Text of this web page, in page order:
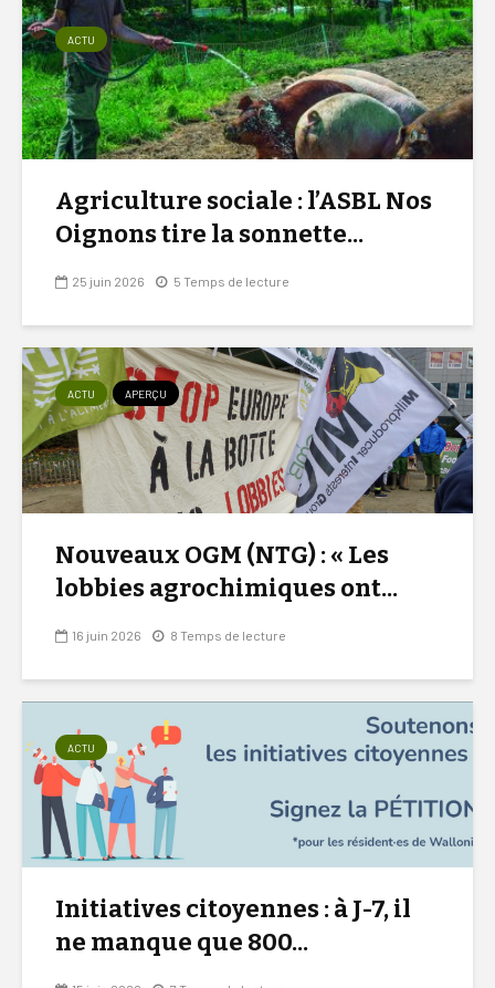
ACTU
Agriculture sociale : l’ASBL Nos
Oignons tire la sonnette...
25 juin 2026 5 Temps de lecture
ACTU APERÇU
Nouveaux OGM (NTG) : « Les
lobbies agrochimiques ont...
16 juin 2026 8 Temps de lecture
ACTU
Initiatives citoyennes : à J-7, il
ne manque que 800...